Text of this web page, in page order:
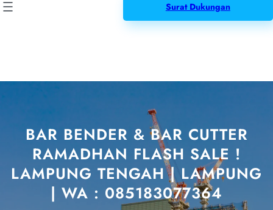
Surat Dukungan
BAR BENDER & BAR CUTTER
RAMADHAN FLASH SALE !
LAMPUNG TENGAH | LAMPUNG
| WA : 085183077364